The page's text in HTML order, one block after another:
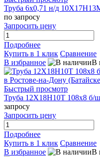
Труба 6х0,71 н/д
по запросу
Запросить цену
Подробнее
Купить в 1 клик Сравнение
В избранное
В
Быстрый просмотр
Труба 12Х18Н10Т 108х8 б/
запросу
Запросить цену
Подробнее
Купить в 1 клик Сравнение
В избранное
В